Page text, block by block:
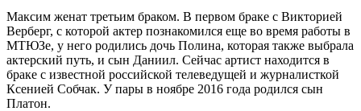
Максим женат третьим браком. В первом браке с Викторией
Верберг, с которой актер познакомился еще во время работы в
МТЮЗе, у него родились дочь Полина, которая также выбрала
актерский путь, и сын Даниил. Сейчас артист находится в
браке с известной российской телеведущей и журналисткой
Ксенией Собчак. У пары в ноябре 2016 года родился сын
Платон.